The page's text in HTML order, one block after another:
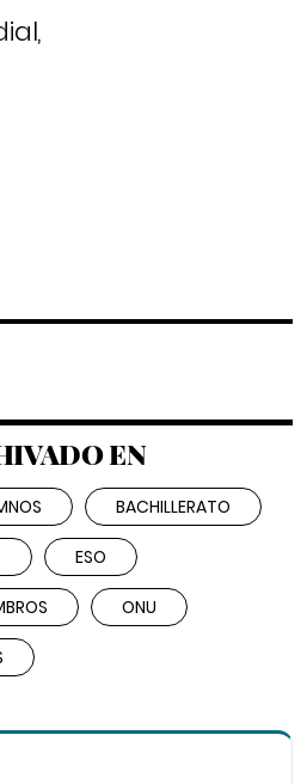
EN
BACHILLERATO
ESO
ONU